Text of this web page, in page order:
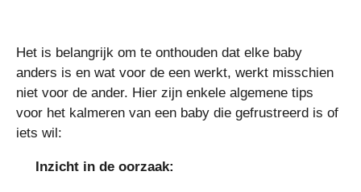
Het is belangrijk om te onthouden dat elke baby
anders is en wat voor de een werkt, werkt misschien
niet voor de ander. Hier zijn enkele algemene tips
voor het kalmeren van een baby die gefrustreerd is of
iets wil:
Inzicht in de oorzaak: